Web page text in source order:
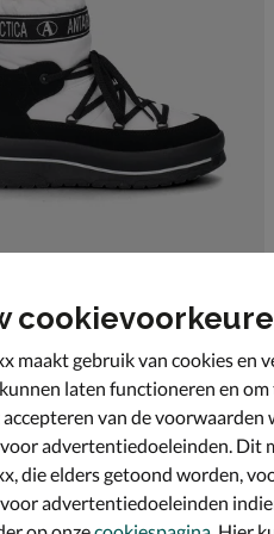
voor € 76,99
maakt gebruik van cookies en
laten functioneren en
van de
advertentiedoeleinden. Dit
die elders getoond worden,
advertentiedoeleinden